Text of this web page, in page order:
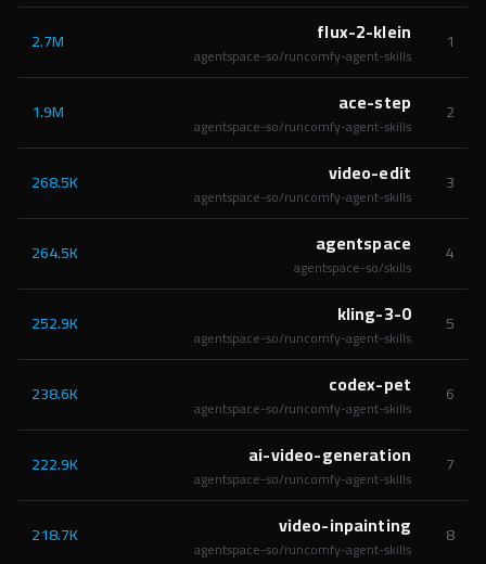
1
flux-2-klein
agentspace-so/runcomfy-agent-skills
2.7M
2
ace-step
agentspace-so/runcomfy-agent-skills
1.9M
3
video-edit
agentspace-so/runcomfy-agent-skills
268.5K
4
agentspace
agentspace-so/skills
264.5K
5
kling-3-0
agentspace-so/runcomfy-agent-skills
252.9K
6
codex-pet
agentspace-so/runcomfy-agent-skills
238.6K
7
ai-video-generation
agentspace-so/runcomfy-agent-skills
222.9K
8
video-inpainting
agentspace-so/runcomfy-agent-skills
218.7K